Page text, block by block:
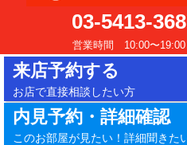
03-5413-
営業時間 10:00〜19:00
来店予約する
お店で直接相談したい方
内見予約・詳細確認
このお部屋が見たい！詳細聞きた